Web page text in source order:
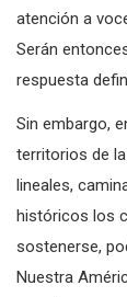
atención a
Serán
respuesta
Sin embargo,
territorios de
lineales,
históricos los
sostenerse,
Nuestra